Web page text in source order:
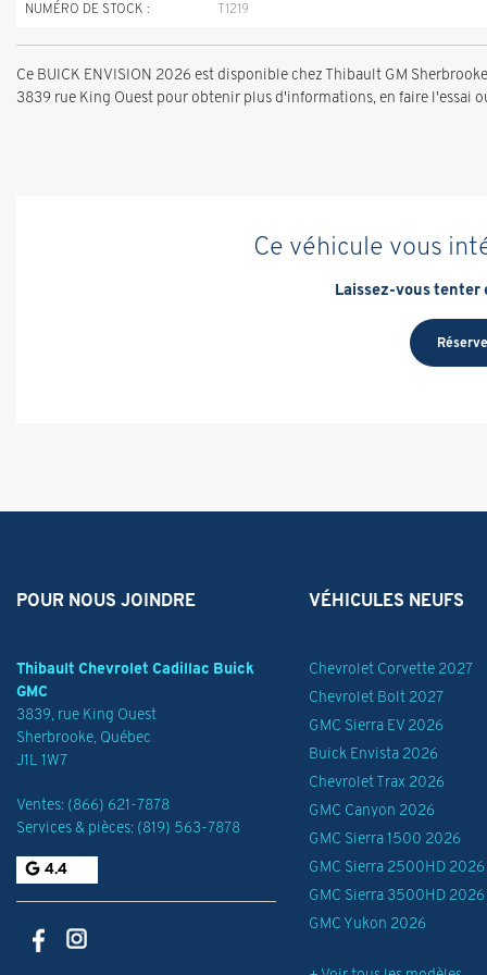
NUMÉRO DE STOCK : T1219
Ce BUICK ENVISION 2026 est disponible chez Thibault GM
3839 rue King Ouest pour obtenir plus d'informations, en faire l'essai
Ce véhicule vous
Laissez-vous tenter
POUR NOUS JOINDRE
Thibault Chevrolet Cadillac Buick
GMC
3839, rue King Ouest
Sherbrooke, Québec
J1L 1W7
Ventes: (866) 621-7878
Services & pièces: (819) 563-7878
4.4
VÉHICULES NEUFS
Chevrolet Corvette 2027
Chevrolet Bolt 2027
GMC Sierra EV 2026
Buick Envista 2026
Chevrolet Trax 2026
GMC Canyon 2026
GMC Sierra 1500 2026
GMC Sierra 2500HD 2026
GMC Sierra 3500HD 2026
GMC Yukon 2026